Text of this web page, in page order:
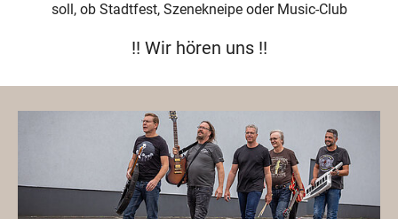
soll, ob Stadtfest, Szenekneipe oder Music-Club
!! Wir hören uns !!